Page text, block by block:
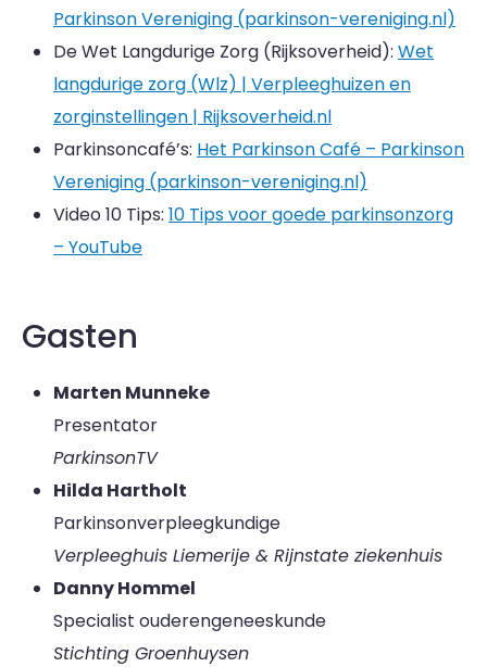
Parkinson Vereniging (parkinson-vereniging.nl)
De Wet Langdurige Zorg (Rijksoverheid): Wet
langdurige zorg (Wlz) | Verpleeghuizen en
zorginstellingen | Rijksoverheid.nl
Parkinsoncafé’s: Het Parkinson Café – Parkinson
Vereniging (parkinson-vereniging.nl)
Video 10 Tips: 10 Tips voor goede parkinsonzorg
– YouTube
Gasten
Marten Munneke
Presentator
ParkinsonTV
Hilda Hartholt
Parkinsonverpleegkundige
Verpleeghuis Liemerije & Rijnstate ziekenhuis
Danny Hommel
Specialist ouderengeneeskunde
Stichting Groenhuysen